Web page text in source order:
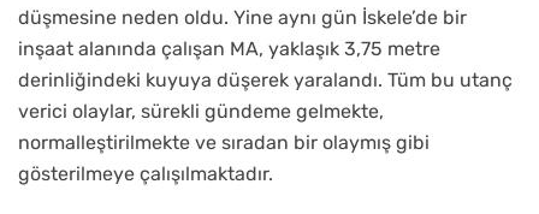
düşmesine neden oldu. Yine aynı gün İskele’de bir
inşaat alanında çalışan MA, yaklaşık 3,75 metre
derinliğindeki kuyuya düşerek yaralandı. Tüm bu utanç
verici olaylar, sürekli gündeme gelmekte,
normalleştirilmekte ve sıradan bir olaymış gibi
gösterilmeye çalışılmaktadır.